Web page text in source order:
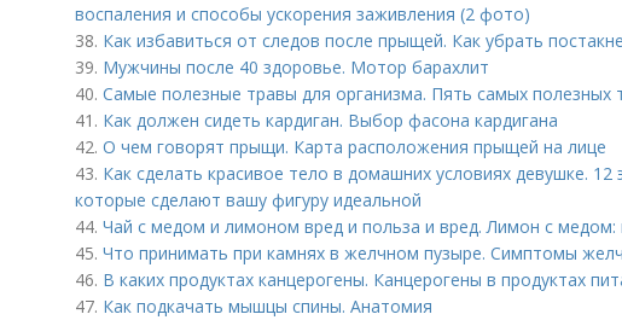
воспаления и способы ускорения заживления (2 фото)
38. Как избавиться от следов после прыщей. Как убрать
39. Мужчины после 40 здоровье. Мотор барахлит
40. Самые полезные травы для организма. Пять самых полезных
41. Как должен сидеть кардиган. Выбор фасона кардигана
42. О чем говорят прыщи. Карта расположения прыщей на лице
43. Как сделать красивое тело в домашних условиях девушке.
которые сделают вашу фигуру идеальной
44. Чай с медом и лимоном вред и польза и вред. Лимон с
45. Что принимать при камнях в желчном пузыре. Симптомы
46. В каких продуктах канцерогены. Канцерогены в продуктах
47. Как подкачать мышцы спины. Анатомия